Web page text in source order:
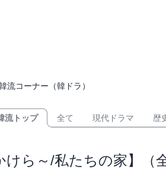
流コーナー（韓ドラ）
流トップ 全て 現代ドラマ 歴
けら～/私たちの家】（